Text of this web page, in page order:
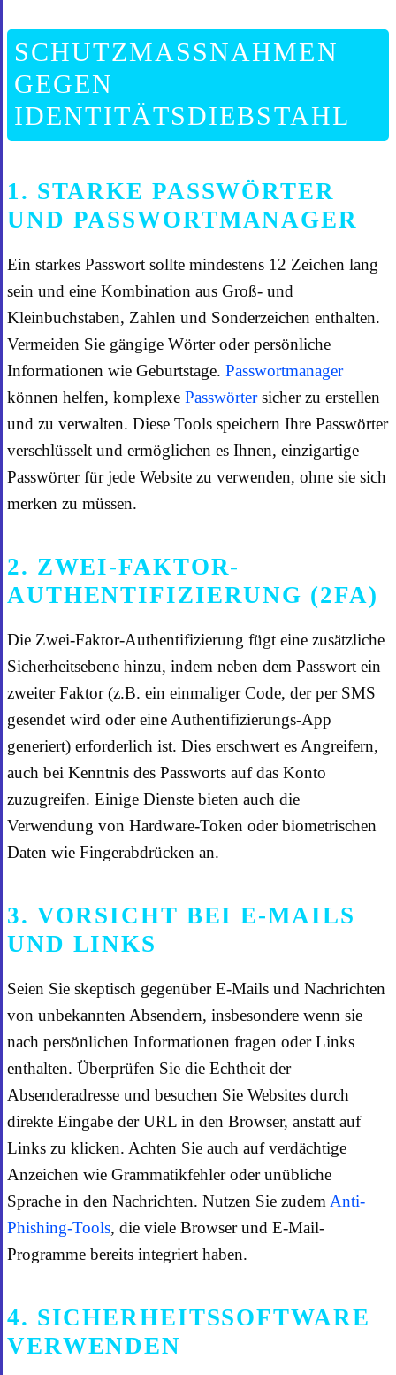
SCHUTZMASSNAHMEN G
EGEN I
DENTITÄTSDIEBSTAHL
1. STARKE PASSWÖRTER
UND PASSWORTMANAGER
Ein starkes Passwort sollte mindestens 12 Zeichen lang
sein und eine Kombination aus Groß- und
Kleinbuchstaben, Zahlen und Sonderzeichen enthalten.
Vermeiden Sie gängige Wörter oder persönliche
Informationen wie Geburtstage. Passwortmanager
können helfen, komplexe Passwörtersicher zu erstellen
und zu verwalten. Diese Tools speichern Ihre Passwörter
verschlüsselt und ermöglichen es Ihnen, einzigartige
Passwörter für jede Website zu verwenden, ohne sie sich
merken zu müssen.
2. ZWEI-FAKTOR-
AUTHENTIFIZIERUNG (2FA)
Die Zwei-Faktor-Authentifizierung fügt eine zusätzliche
Sicherheitsebene hinzu, indem neben dem Passwort ein
zweiter Faktor (z.B. ein einmaliger Code, der per SMS
gesendet wird oder eine Authentifizierungs-App
generiert) erforderlich ist. Dies erschwert es Angreifern,
auch bei Kenntnis des Passworts auf das Konto
zuzugreifen. Einige Dienste bieten auch die
Verwendung von Hardware-Token oder biometrischen
Daten wie Fingerabdrücken an.
3. VORSICHT BEI E-MAILS
UND LINKS
Seien Sie skeptisch gegenüber E-Mails und Nachrichten
von unbekannten Absendern, insbesondere wenn sie
nach persönlichen Informationen fragen oder Links
enthalten. Überprüfen Sie die Echtheit der
Absenderadresse und besuchen Sie Websites durch
direkte Eingabe der URL in den Browser, anstatt auf
Links zu klicken. Achten Sie auch auf verdächtige
Anzeichen wie Grammatikfehler oder unübliche
Sprache in den Nachrichten. Nutzen Sie zudemAnti-
Phishing-Tools, die viele Browser und E-Mail-
Programme bereits integriert haben.
4. SICHERHEITSSOFTWARE
VERWENDEN